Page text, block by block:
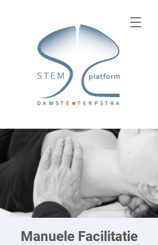
Manuele Facilitatie